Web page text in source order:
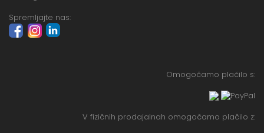
Spremljajte nas:
Omogočamo plačilo s:
V fizičnih prodajalnah omogočamo plačilo z: